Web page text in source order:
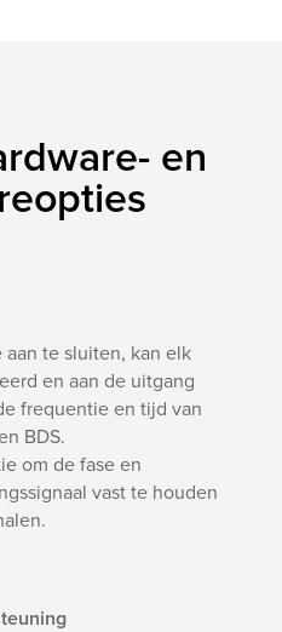
en
aan te sluiten, kan elk
en aan de uitgang
frequentie en tijd van
BDS.
om de fase en
vast te houden